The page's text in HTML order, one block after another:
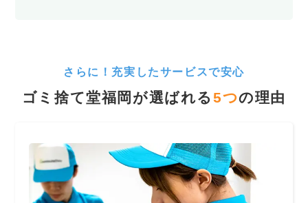
さらに！充実したサービスで安心
ゴミ捨て堂福岡が選ばれる5つの理由